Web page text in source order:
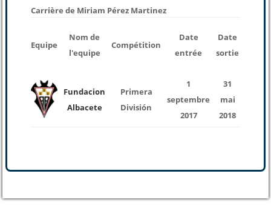
Carrière de Miriam Pérez Martinez
Equipe
Nom de
l'equipe
Compétition
Date
entrée
Date
sortie
Fundacion
Albacete
Primera
División
1
septembre
2017
31
mai
2018